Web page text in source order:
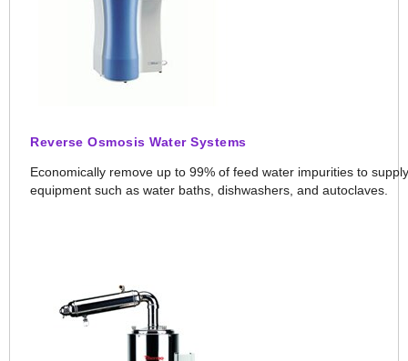
Reverse Osmosis Water Systems
Economically remove up to 99% of feed water impurities to
equipment such as water baths, dishwashers, and autoclaves.